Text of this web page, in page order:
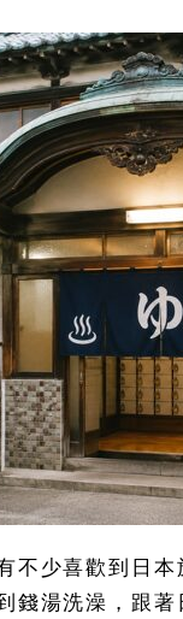
不少喜歡到日
錢湯洗澡，跟